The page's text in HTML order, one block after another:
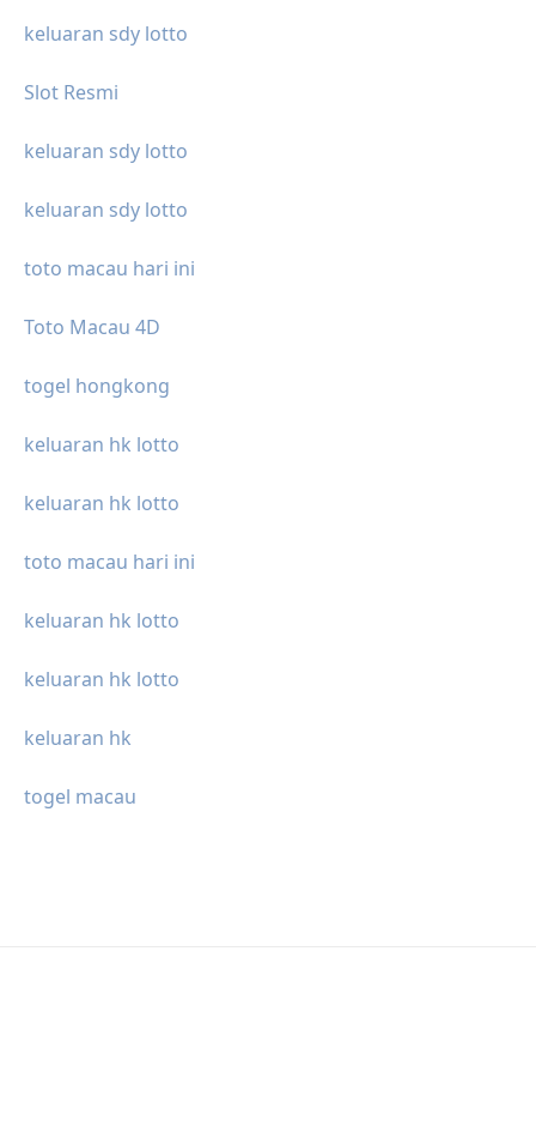
keluaran sdy lotto
Slot Resmi
keluaran sdy lotto
keluaran sdy lotto
toto macau hari ini
Toto Macau 4D
togel hongkong
keluaran hk lotto
keluaran hk lotto
toto macau hari ini
keluaran hk lotto
keluaran hk lotto
keluaran hk
togel macau